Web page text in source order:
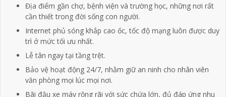
Địa điểm gần chợ, bệnh viện và trường học, những nơi rất
cần thiết trong đời sống con người.
Internet phủ sóng khắp cao ốc, tốc độ mạng luôn được duy
trì ở mức tối ưu nhất.
Lễ tân ngay tại tầng trệt.
Bảo vệ hoạt động 24/7, nhằm giữ an ninh cho nhân viên
văn phòng mọi lúc mọi nơi.
Bãi đậu xe máy rộng rãi với sức chứa lớn, đủ đáp ứng nhu